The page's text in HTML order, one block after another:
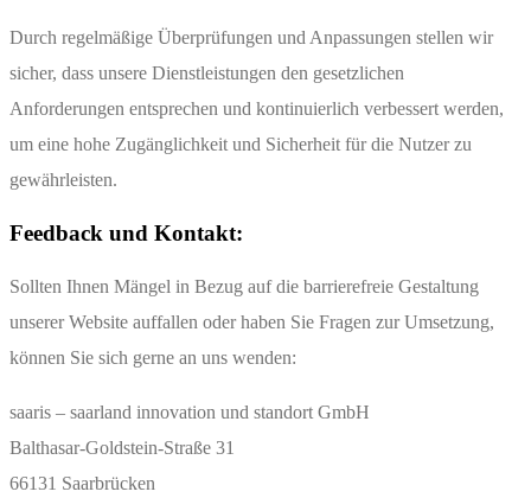
Durch regelmäßige Überprüfungen und Anpassungen stellen wir
sicher, dass unsere Dienstleistungen den gesetzlichen
Anforderungen entsprechen und kontinuierlich verbessert werden,
um eine hohe Zugänglichkeit und Sicherheit für die Nutzer zu
gewährleisten.
Feedback und Kontakt:
Sollten Ihnen Mängel in Bezug auf die barrierefreie Gestaltung
unserer Website auffallen oder haben Sie Fragen zur Umsetzung,
können Sie sich gerne an uns wenden:
saaris – saarland innovation und standort GmbH
Balthasar-Goldstein-Straße 31
66131 Saarbrücken